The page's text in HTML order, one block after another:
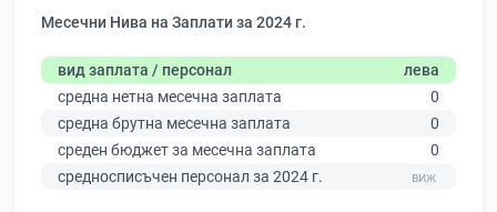
Месечни Нива на Заплати за 2024 г.
вид заплата / персонал
лева
средна нетна месечна заплата
0
средна брутна месечна заплата
0
среден бюджет за месечна заплата
0
средносписъчен персонал за 2024 г.